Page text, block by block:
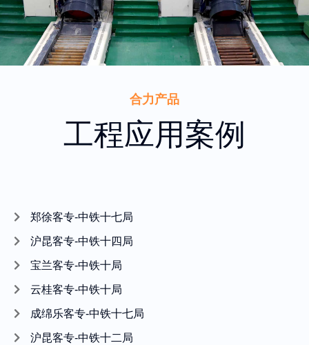
合力产品
工程应用案例
郑徐客专-中铁十七局
沪昆客专-中铁十四局
宝兰客专-中铁十局
云桂客专-中铁十局
成绵乐客专-中铁十七局
沪昆客专-中铁十二局